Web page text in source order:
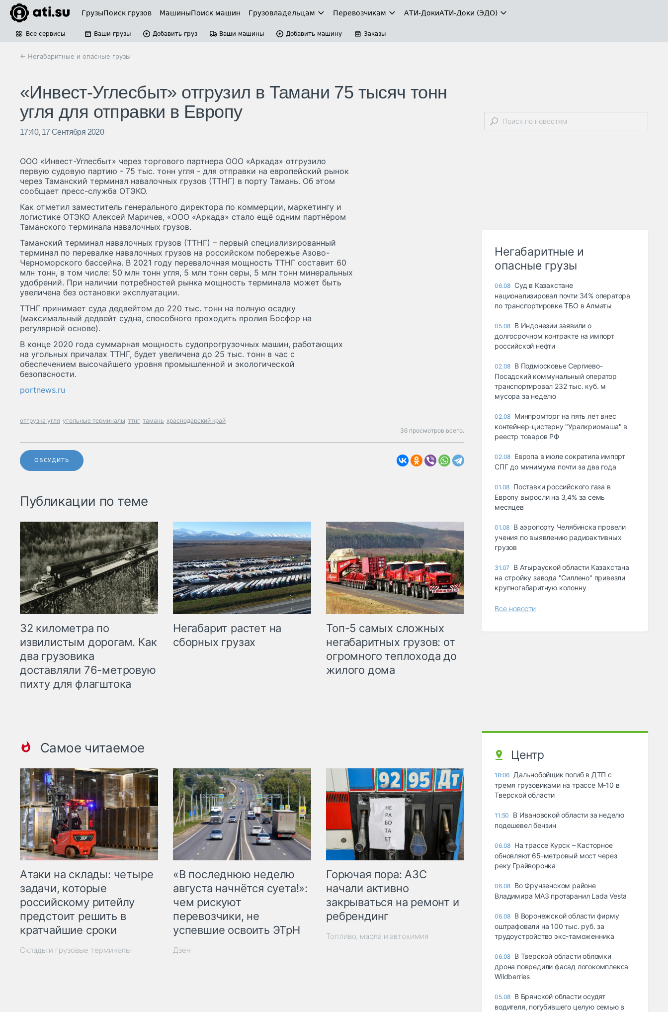
ГрузыПоиск грузов МашиныПоиск машин Грузовладельцам Перевозчикам АТИ-ДокиАТИ-Доки (ЭДО)
Все сервисы Ваши грузы Добавить груз Ваши машины Добавить машину Заказы
← Негабаритные и опасные грузы
«Инвест-Углесбыт» отгрузил в Тамани 75 тысяч тонн
угля для отправки в Европу
17:40, 17 Сентября 2020
ООО «Инвест-Углесбыт» через торгового партнера ООО «Аркада» отгрузило
первую судовую партию - 75 тыс. тонн угля - для отправки на европейский рынок
через Таманский терминал навалочных грузов (ТТНГ) в порту Тамань. Об этом
сообщает пресс-служба ОТЭКО.
Как отметил заместитель генерального директора по коммерции, маркетингу и
логистике ОТЭКО Алексей Маричев, «ООО «Аркада» стало ещё одним партнёром
Таманского терминала навалочных грузов.
Таманский терминал навалочных грузов (ТТНГ) – первый специализированный
терминал по перевалке навалочных грузов на российском побережье Азово-
Черноморского бассейна. В 2021 году перевалочная мощность ТТНГ составит 60
млн тонн, в том числе: 50 млн тонн угля, 5 млн тонн серы, 5 млн тонн минеральных
удобрений. При наличии потребностей рынка мощность терминала может быть
увеличена без остановки эксплуатации.
ТТНГ принимает суда дедвейтом до 220 тыс. тонн на полную осадку
(максимальный дедвейт судна, способного проходить пролив Босфор на
регулярной основе).
В конце 2020 года суммарная мощность судопрогрузочных машин, работающих
на угольных причалах ТТНГ, будет увеличена до 25 тыс. тонн в час с
обеспечением высочайшего уровня промышленной и экологической
безопасности.
portnews.ru
отгрузка угля угольные терминалы ттнг тамань краснодарский край
36 просмотров всего.
ОБСУДИТЬ
Публикации по теме
32 километра по
извилистым дорогам. Как
два грузовика
доставляли 76-метровую
пихту для флагштока
Негабарит растет на
сборных грузах
Топ-5 самых сложных
негабаритных грузов: от
огромного теплохода до
жилого дома
Самое читаемое
Атаки на склады: четыре
задачи, которые
российскому ритейлу
предстоит решить в
кратчайшие сроки
Склады и грузовые терминалы
«В последнюю неделю
августа начнётся суета!»:
чем рискуют
перевозчики, не
успевшие освоить ЭТрН
Дзен
Горючая пора: АЗС
начали активно
закрываться на ремонт и
ребрендинг
Топливо, масла и автохимия
Негабаритные и
опасные грузы
06.08 Суд в Казахстане
национализировал почти 34% оператора
по транспортировке ТБО в Алматы
05.08 В Индонезии заявили о
долгосрочном контракте на импорт
российской нефти
02.08 В Подмосковье Сергиево-
Посадский коммунальный оператор
транспортировал 232 тыс. куб. м
мусора за неделю
02.08 Минпромторг на пять лет внес
контейнер-цистерну "Уралкриомаша" в
реестр товаров РФ
02.08 Европа в июле сократила импорт
СПГ до минимума почти за два года
01.08 Поставки российского газа в
Европу выросли на 3,4% за семь
месяцев
01.08 В аэропорту Челябинска провели
учения по выявлению радиоактивных
грузов
31.07
В Атырауской области Казахстана
на стройку завода "Силлено" привезли
крупногабаритную колонну
Все новости
Центр
18:06 Дальнобойщик погиб в ДТП с
тремя грузовиками на трассе М-10 в
Тверской области
11:50
В Ивановской области за неделю
подешевел бензин
06.08 На трассе Курск – Касторное
обновляют 65-метровый мост через
реку Грайворонка
06.08 Во Фрунзенском районе
Владимира МАЗ протаранил Lada Vesta
06.08 В Воронежской области фирму
оштрафовали на 100 тыс. руб. за
трудоустройство экс-таможенника
06.08 В Тверской области обломки
дрона повредили фасад логокомплекса
Wildberries
05.08 В Брянской области осудят
водителя, погубившего целую семью в